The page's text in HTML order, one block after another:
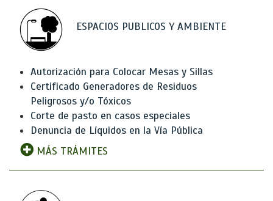
ESPACIOS PUBLICOS Y AMBIENTE
Autorización para Colocar Mesas y Sillas
Certificado Generadores de Residuos
Peligrosos y/o Tóxicos
Corte de pasto en casos especiales
Denuncia de Líquidos en la Vía Pública
MÁS TRÁMITES